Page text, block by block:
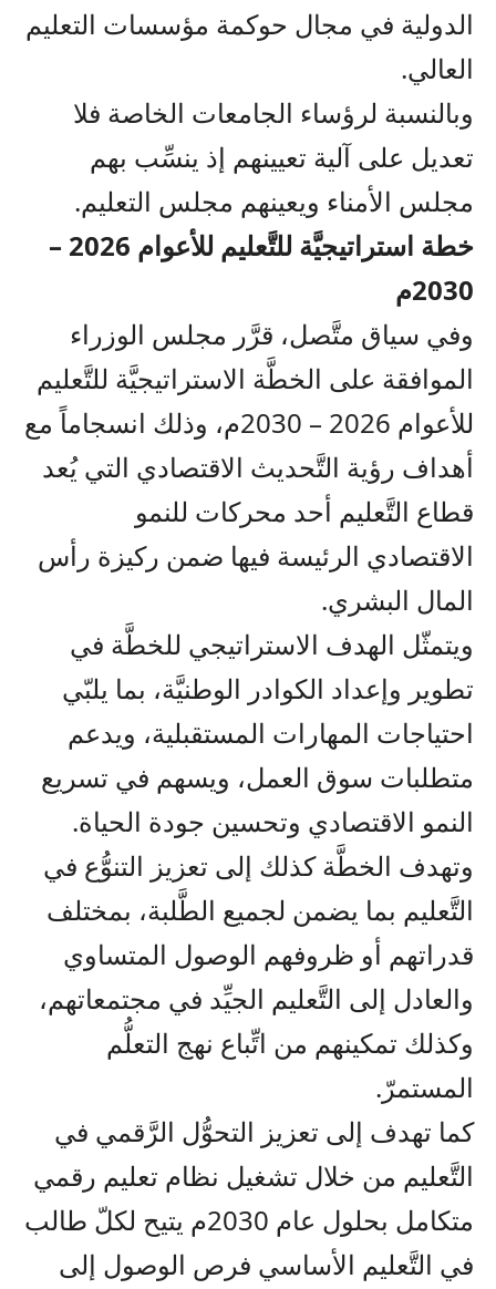
الدولية في مجال حوكمة مؤسسات التعليم
العالي.
وبالنسبة لرؤساء الجامعات الخاصة فلا
تعديل على آلية تعيينهم إذ ينسِّب بهم
مجلس الأمناء ويعينهم مجلس التعليم.
خطة استراتيجيَّة للتَّعليم للأعوام 2026 –
2030م
وفي سياق متَّصل، قرَّر مجلس الوزراء
الموافقة على الخطَّة الاستراتيجيَّة للتَّعليم
للأعوام 2026 – 2030م، وذلك انسجاماً مع
أهداف رؤية التَّحديث الاقتصادي التي يُعد
قطاع التَّعليم أحد محركات للنمو
الاقتصادي الرئيسة فيها ضمن ركيزة رأس
المال البشري.
ويتمثّل الهدف الاستراتيجي للخطَّة في
تطوير وإعداد الكوادر الوطنيَّة، بما يلبّي
احتياجات المهارات المستقبلية، ويدعم
متطلبات سوق العمل، ويسهم في تسريع
النمو الاقتصادي وتحسين جودة الحياة.
وتهدف الخطَّة كذلك إلى تعزيز التنوُّع في
التَّعليم بما يضمن لجميع الطَّلبة، بمختلف
قدراتهم أو ظروفهم الوصول المتساوي
والعادل إلى التَّعليم الجيِّد في مجتمعاتهم،
وكذلك تمكينهم من اتِّباع نهج التعلُّم
المستمرّ.
كما تهدف إلى تعزيز التحوُّل الرَّقمي في
التَّعليم من خلال تشغيل نظام تعليم رقمي
متكامل بحلول عام 2030م يتيح لكلّ طالب
في التَّعليم الأساسي فرص الوصول إلى